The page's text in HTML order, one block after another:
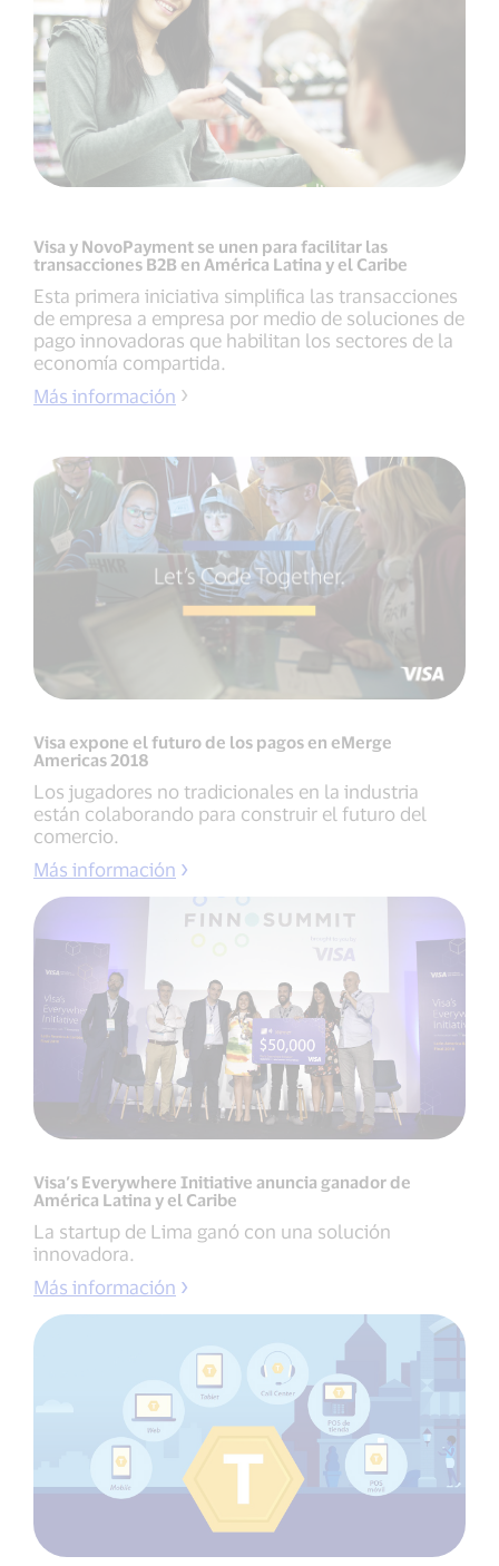
Visa y NovoPayment se unen para facilitar las
transacciones B2B en América Latina y el Caribe
Esta primera iniciativa simplifica las transacciones
de empresa a empresa por medio de soluciones de
pago innovadoras que habilitan los sectores de la
economía compartida.
Más información
Visa expone el futuro de los pagos en eMerge
Americas 2018
Los jugadores no tradicionales en la industria
están colaborando para construir el futuro del
comercio.
Más información
Visa’s Everywhere Initiative anuncia ganador de
América Latina y el Caribe
La startup de Lima ganó con una solución
innovadora.
Más información